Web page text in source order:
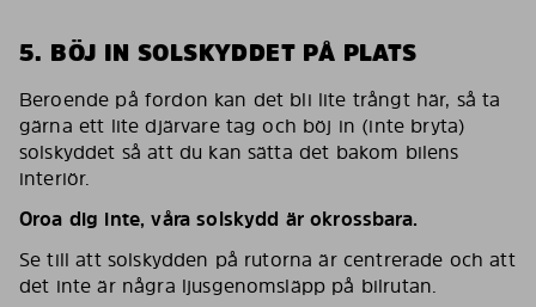
5. BÖJ IN SOLSKYDDET PÅ PLATS
Beroende på fordon kan det bli lite trångt här, så ta
gärna ett lite djärvare tag och böj in (inte bryta)
solskyddet så att du kan sätta det bakom bilens
interiör.
Oroa dig inte, våra solskydd är okrossbara.
Se till att solskydden på rutorna är centrerade och att
det inte är några ljusgenomsläpp på bilrutan.